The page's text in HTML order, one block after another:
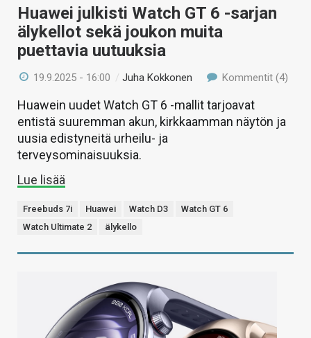
Huawei julkisti Watch GT 6 -sarjan
älykellot sekä joukon muita
puettavia uutuuksia
19.9.2025 - 16:00 /Juha Kokkonen Kommentit (4)
Huawein uudet Watch GT 6 -mallit tarjoavat
entistä suuremman akun, kirkkaamman näytön ja
uusia edistyneitä urheilu- ja
terveysominaisuuksia.
Lue lisää
Freebuds 7i Huawei Watch D3
Watch GT 6
Watch Ultimate 2
älykello